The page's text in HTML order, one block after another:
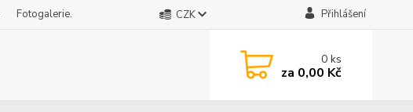
Fotogalerie. CZK Přihlášení
0ks
za 0,00 Kč